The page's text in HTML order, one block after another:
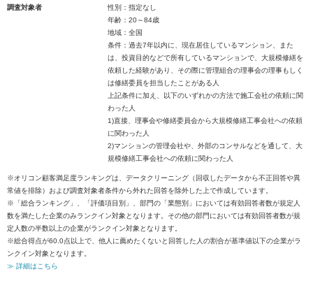
調査対象者
性別：指定なし
年齢：20～84歳
地域：全国
条件：過去7年以内に、現在居住しているマンション、また
は、投資目的などで所有しているマンションで、大規模修繕を
依頼した経験があり、その際に管理組合の理事会の理事もしく
は修繕委員を担当したことがある人
上記条件に加え、以下のいずれかの方法で施工会社の依頼に関
わった人
1)直接、理事会や修繕委員会から大規模修繕工事会社への依頼
に関わった人
2)マンションの管理会社や、外部のコンサルなどを通して、大
規模修繕工事会社への依頼に関わった人
※オリコン顧客満足度ランキングは、データクリーニング（回収したデータから不正回答や異
常値を排除）および調査対象者条件から外れた回答を除外した上で作成しています。
※「総合ランキング」、「評価項目別」、部門の「業態別」においては有効回答者数が規定人
数を満たした企業のみランクイン対象となります。その他の部門においては有効回答者数が規
定人数の半数以上の企業がランクイン対象となります。
※総合得点が60.0点以上で、他人に薦めたくないと回答した人の割合が基準値以下の企業がラ
ンクイン対象となります。
≫ 詳細はこちら